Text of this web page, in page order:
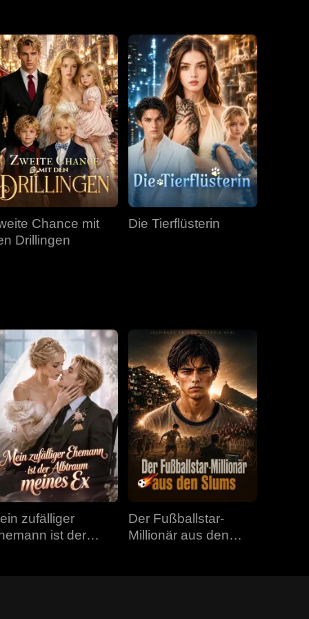
Folge 34 Folge 35 Folge 36
Folge 37 Folge 38 Folge 39
Folge 40
Chance mit
Drillingen
Die Tierflüsterin
zufälliger
ist der
Der Fußballstar-
Millionär aus den